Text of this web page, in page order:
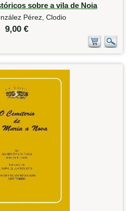
sobre a vila de Noia
Pérez, Clodio
9,00 €